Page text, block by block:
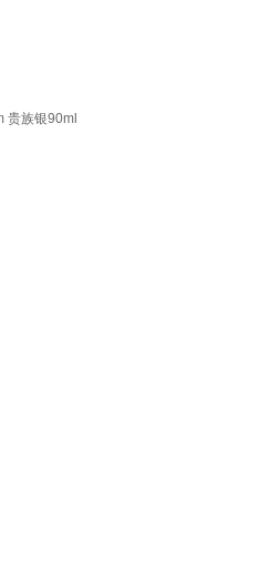
贵族银90ml